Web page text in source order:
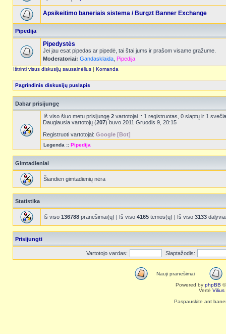
Apsikeitimo baneriais sistema / Burgzt Banner Exchange
Pipedija
Pipedystės
Jei jau esat pipedas ar pipedė, tai štai jums ir prašom visame gražume.
Moderatoriai: Gandasklaida Pipedija
Ištrinti visus diskusijų sausainėlius | Komanda
Pagrindinis diskusijų puslapis
Dabar prisijungę
Iš viso šiuo metu prisijungę 2 vartotojai :: 1 registruotas, 0 slaptų ir 1
Daugiausia vartotojų (207) buvo 2011 Gruodis 9, 20:15
Registruoti vartotojai: Google [Bot]
Legenda :: Pipedija
Gimtadieniai
Šiandien gimtadienių nėra
Statistika
Iš viso 136788 pranešimai(ų) | Iš viso 4165 temos(ų) | Iš viso 3133
Prisijungti
Vartotojo vardas: Slaptažodis:
Nauji pranešimai
Powered by phpBB
Vertė Vilius
Paspauskite ant